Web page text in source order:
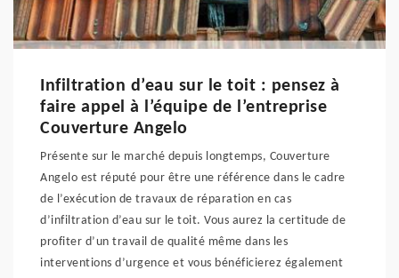
Infiltration d’eau sur le toit : pensez à
faire appel à l’équipe de l’entreprise
Couverture Angelo
Présente sur le marché depuis longtemps, Couverture
Angelo est réputé pour être une référence dans le cadre
de l’exécution de travaux de réparation en cas
d’infiltration d’eau sur le toit. Vous aurez la certitude de
profiter d’un travail de qualité même dans les
interventions d’urgence et vous bénéficierez également